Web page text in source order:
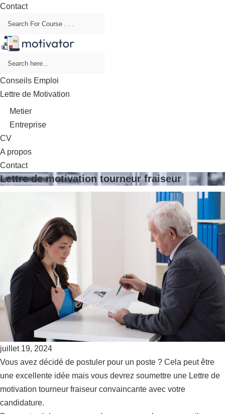
Contact
Conseils Emploi
Lettre de Motivation
Metier
Entreprise
CV
A propos
Contact
Lettre de motivation tourneur fraiseur
juillet 19, 2024
Vous avez décidé de postuler pour un poste ? Cela peut être
une excellente idée mais vous devrez soumettre une Lettre de
motivation tourneur fraiseur convaincante avec votre
candidature.